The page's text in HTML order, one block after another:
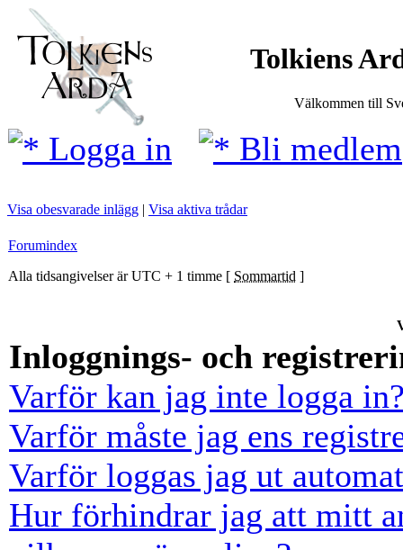
Tolkiens
Välkommen till
Logga in Bli medlem
Visa obesvarade inlägg | Visa aktiva trådar
Forumindex
Alla tidsangivelser är UTC + 1 timme [ Sommartid ]
Inloggnings- och
Varför kan jag inte logga
Varför måste jag ens
Varför loggas jag ut
Hur förhindrar jag att mitt